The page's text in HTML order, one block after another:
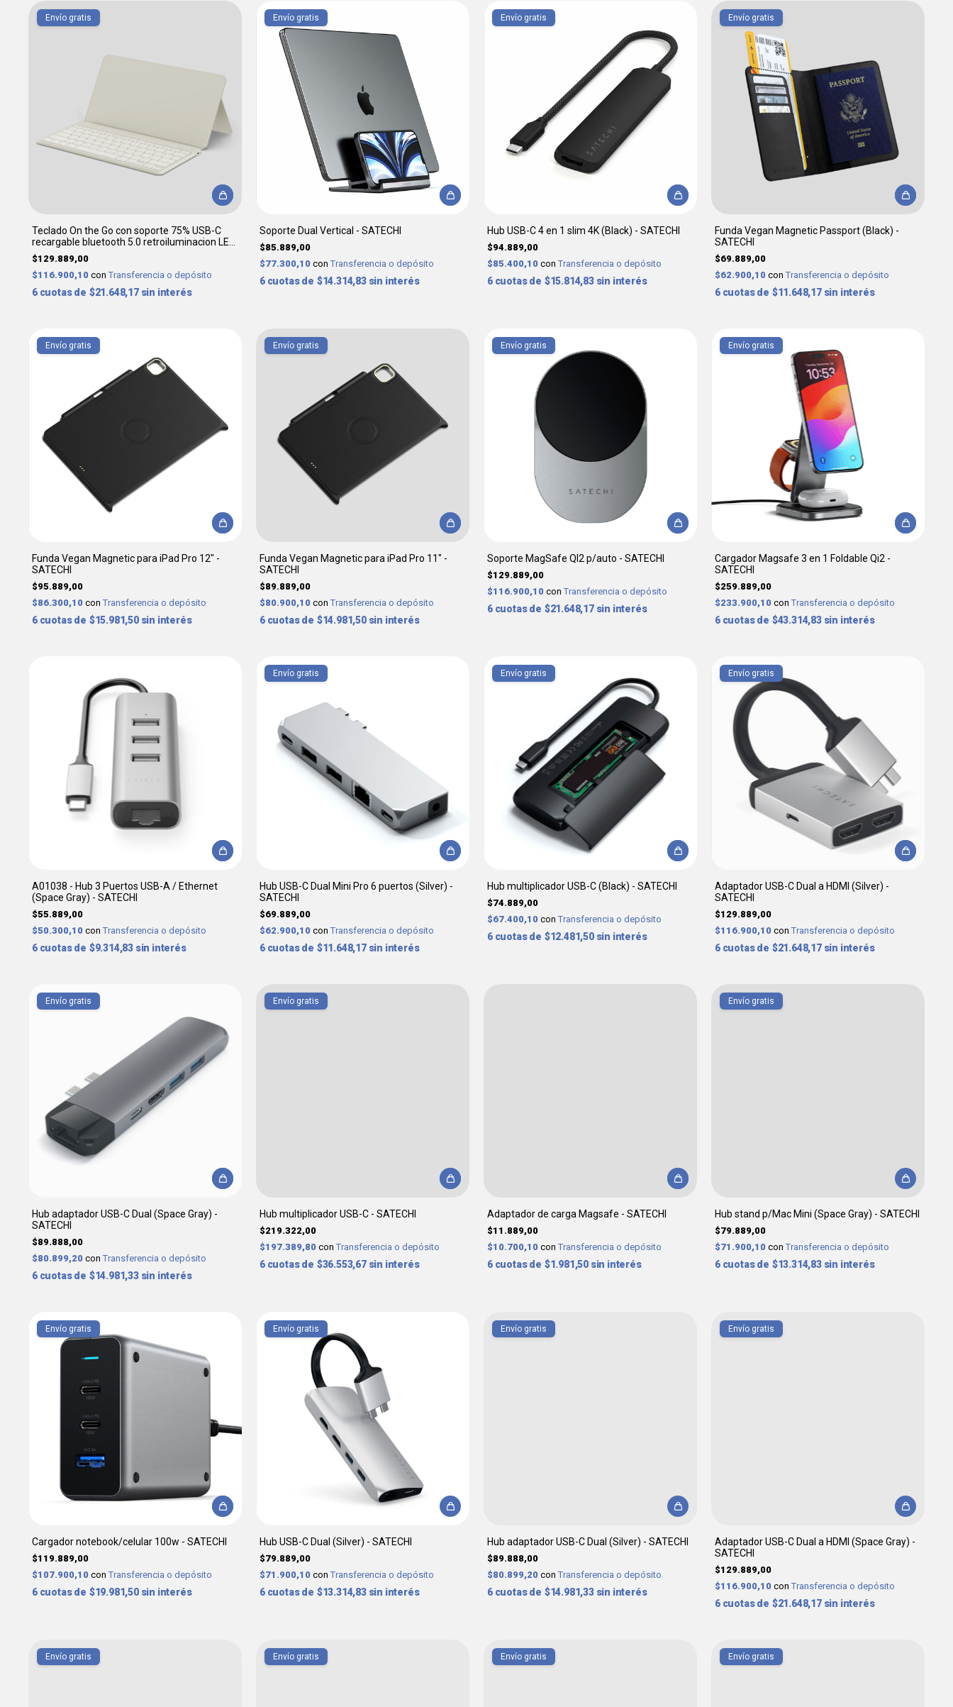
Envío gratis
Teclado On the Go con soporte 75% USB-C
recargable bluetooth 5.0 retroiluminacion LED
(Sand) - SATECHI
$129.889,00
$116.900,10 con Transferencia o depósito
6 $21.648,17 sin interés
Envío gratis
Soporte Dual Vertical - SATECHI
$85.889,00
$77.300,10 con Transferencia o depósito
6 $14.314,83 sin interés
Envío gratis
Hub USB-C 4 en 1 slim 4K (Black) - SATECHI
$94.889,00
$85.400,10 con Transferencia o depósito
6 $15.814,83 sin interés
Envío gratis
Funda Vegan Magnetic Passport (Black) -
SATECHI
$69.889,00
$62.900,10 con Transferencia o depósito
6 $11.648,17 sin interés
Envío gratis
Funda Vegan Magnetic para iPad Pro 12" -
SATECHI
$95.889,00
$86.300,10 con Transferencia o depósito
6 $15.981,50 sin interés
Envío gratis
Funda Vegan Magnetic para iPad Pro 11" -
SATECHI
$89.889,00
$80.900,10 con Transferencia o depósito
6 $14.981,50 sin interés
Envío gratis
Soporte MagSafe QI2 p/auto - SATECHI
$129.889,00
$116.900,10 con Transferencia o depósito
6 $21.648,17 sin interés
Envío gratis
Cargador Magsafe 3 en 1 Foldable Qi2 -
SATECHI
$259.889,00
$233.900,10 con Transferencia o depósito
6 $43.314,83 sin interés
A01038 - Hub 3 Puertos USB-A / Ethernet
(Space Gray) - SATECHI
$55.889,00
$50.300,10 con Transferencia o depósito
6 $9.314,83 sin interés
Envío gratis
Hub USB-C Dual Mini Pro 6 puertos (Silver) -
SATECHI
$69.889,00
$62.900,10 con Transferencia o depósito
6 $11.648,17 sin interés
Envío gratis
Hub multiplicador USB-C (Black) - SATECHI
$74.889,00
$67.400,10 con Transferencia o depósito
6 $12.481,50 sin interés
Envío gratis
Adaptador USB-C Dual a HDMI (Silver) -
SATECHI
$129.889,00
$116.900,10 con Transferencia o depósito
6 $21.648,17 sin interés
Envío gratis
Hub adaptador USB-C Dual (Space Gray) -
SATECHI
$89.888,00
$80.899,20 con Transferencia o depósito
6 $14.981,33 sin interés
Envío gratis
Hub multiplicador USB-C - SATECHI
$219.322,00
$197.389,80 con Transferencia o depósito
6 $36.553,67 sin interés
Adaptador de carga Magsafe - SATECHI
$11.889,00
$10.700,10 con Transferencia o depósito
6 $1.981,50 sin interés
Envío gratis
Hub stand p/Mac Mini (Space Gray) - SATECHI
$79.889,00
$71.900,10 con Transferencia o depósito
6 $13.314,83 sin interés
Envío gratis
Cargador notebook/celular 100w - SATECHI
$119.889,00
$107.900,10 con Transferencia o depósito
6 $19.981,50 sin interés
Envío gratis
Hub USB-C Dual (Silver) - SATECHI
$79.889,00
$71.900,10 con Transferencia o depósito
6 $13.314,83 sin interés
Envío gratis
Hub adaptador USB-C Dual (Silver) - SATECHI
$89.888,00
$80.899,20 con Transferencia o depósito
6 $14.981,33 sin interés
Envío gratis
Adaptador USB-C Dual a HDMI (Space Gray) -
SATECHI
$129.889,00
$116.900,10 con Transferencia o depósito
6 $21.648,17 sin interés
Envío gratis Envío gratis Envío gratis Envío gratis